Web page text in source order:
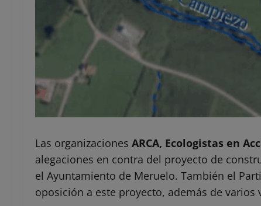
Las organizaciones ARCA, Ecologistas en
alegaciones en contra del proyecto de
el Ayuntamiento de Meruelo. También el
oposición a este proyecto, además de varios